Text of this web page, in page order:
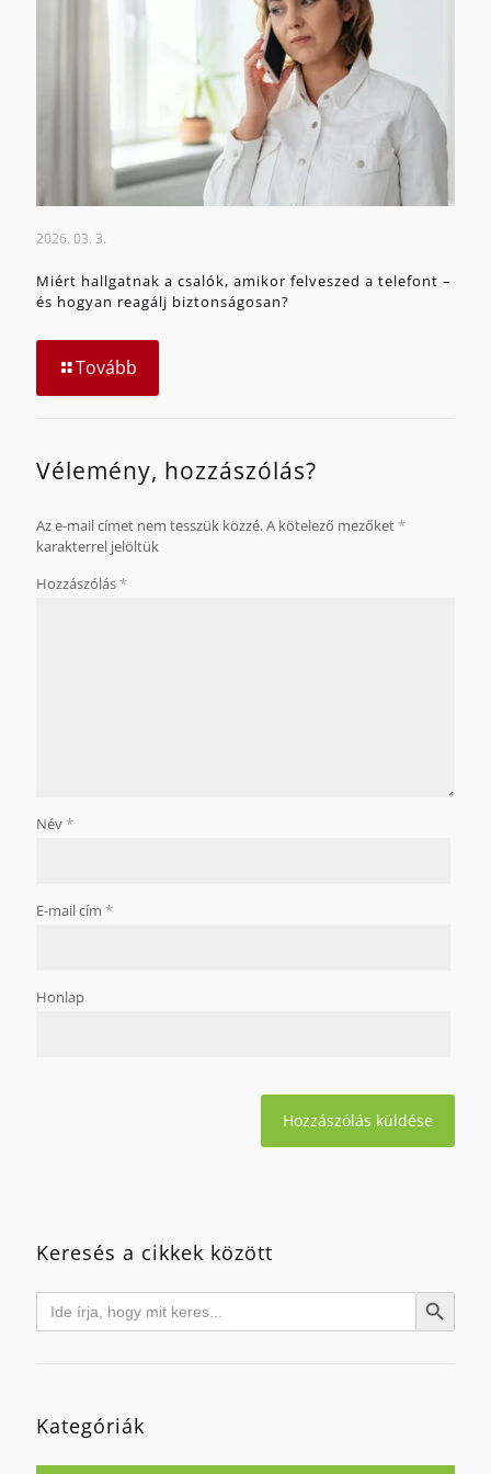
2026. 03. 3.
Miért hallgatnak a csalók, amikor felveszed a telefont –
és hogyan reagálj biztonságosan?
Tovább
Vélemény, hozzászólás?
Az e-mail címet nem tesszük közzé.A kötelező mezőket*
karakterrel jelöltük
Hozzászólás*
Név*
E-mail cím *
Honlap
Keresés a cikkek között
Search
for: Search Button
Kategóriák